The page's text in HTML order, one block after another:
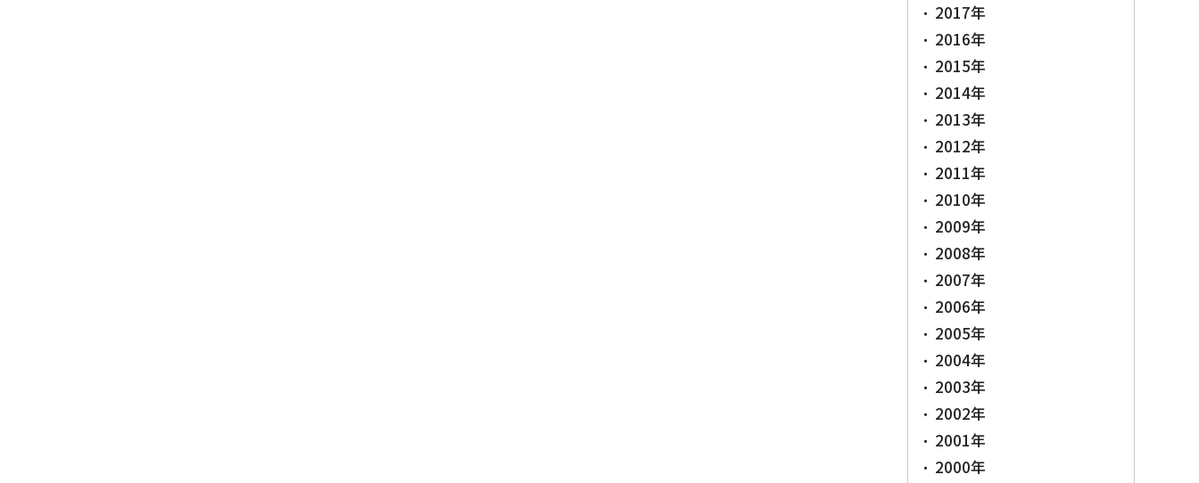
2017年
2016年
2015年
2014年
2013年
2012年
2011年
2010年
2009年
2008年
2007年
2006年
2005年
2004年
2003年
2002年
2001年
2000年